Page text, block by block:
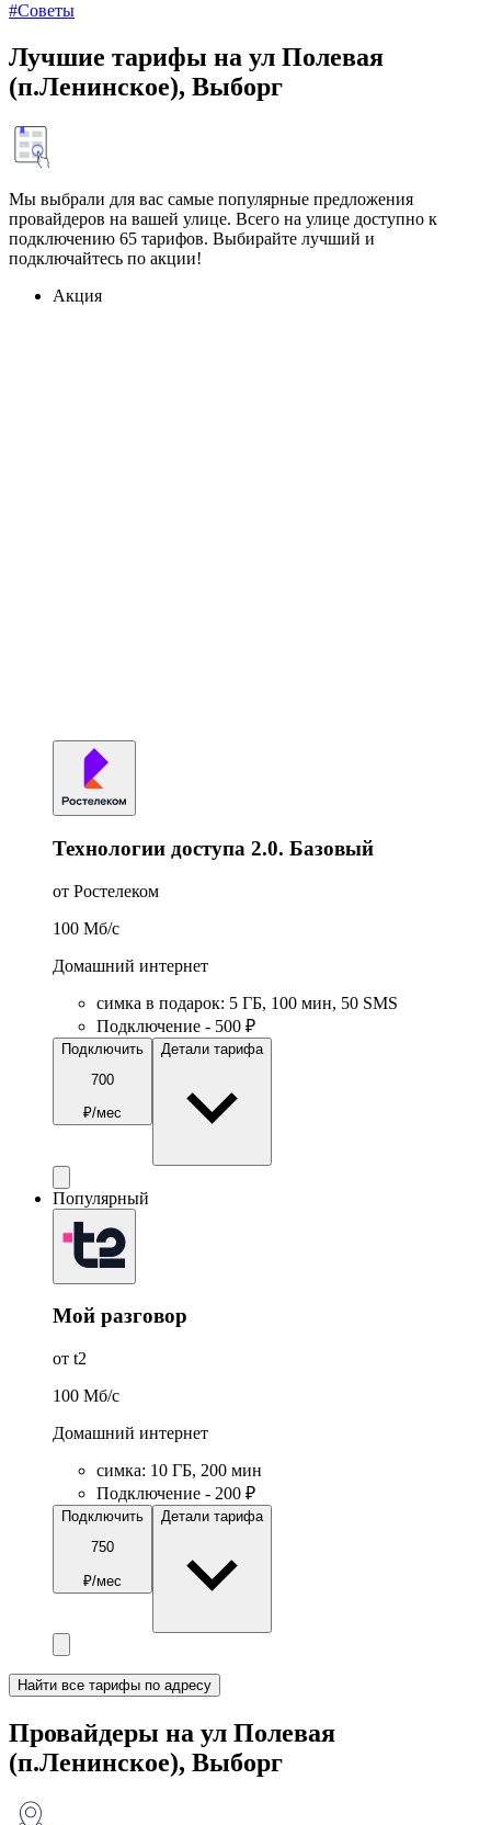
#Советы
Лучшие тарифы на ул Полевая
(п.Ленинское), Выборг
Мы выбрали для вас самые популярные предложения
провайдеров на вашей улице. Всего на улице доступно к
подключению 65 тарифов. Выбирайте лучший и
подключайтесь по акции!
Акция
Технологии доступа 2.0. Базовый
от Ростелеком
100 Мб/c
Домашний интернет
симка в подарок: 5 ГБ, 100 мин, 50 SMS
Подключение - 500 ₽
Подключить
700
₽/мес
Детали тарифа
Популярный
Мой разговор
от t2
100 Мб/c
Домашний интернет
симка: 10 ГБ, 200 мин
Подключение - 200 ₽
Подключить
750
₽/мес
Детали тарифа
Найти все тарифы по адресу
Провайдеры на ул Полевая
(п.Ленинское), Выборг